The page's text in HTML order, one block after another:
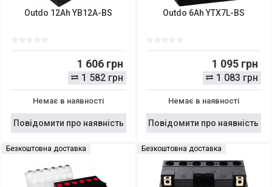
Outdo 12Ah YB12A-BS
1 606 грн
1 582 грн
Немає в наявності
Повідомити про наявність
Outdo 6Ah YTX7L-BS
1 095 грн
1 083 грн
Немає в наявності
Повідомити про наявність
Безкоштовна доставка Безкоштовна доставка